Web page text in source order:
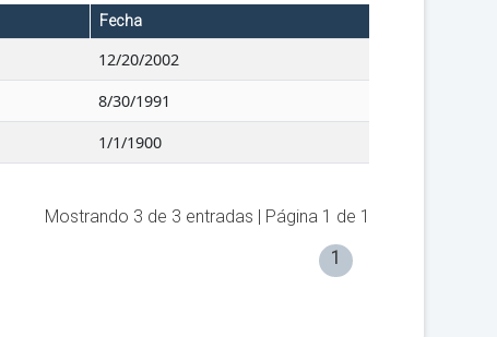
Fecha
12/20/2002
8/30/1991
1/1/1900
Mostrando 3 de 3 entradas | Página 1 de 1
1